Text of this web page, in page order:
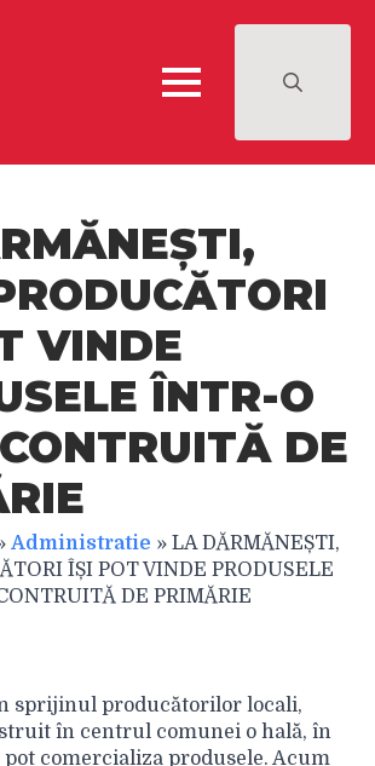
VINDE
ÎNTR-O
DE
Administratie » LA DĂRMĂNEȘTI,
ÎȘI POT VINDE PRODUSELE
DE PRIMĂRIE
sprijinul producătorilor locali,
în centrul comunei o hală, în
pot comercializa produsele. Acum